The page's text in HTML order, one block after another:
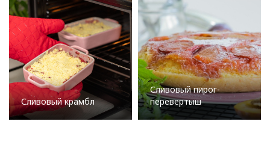
Сливовый крамбл
Сливовый пирог-
перевертыш